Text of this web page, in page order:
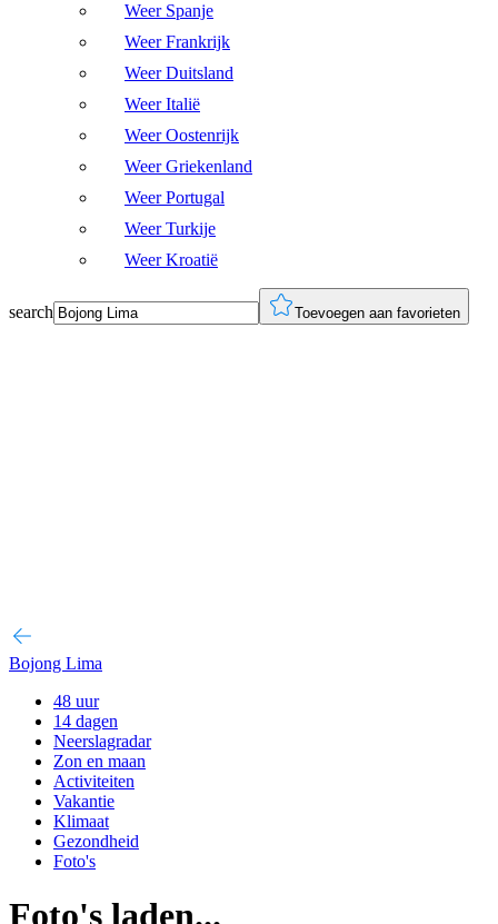
Weer Spanje
Weer Frankrijk
Weer Duitsland
Weer Italië
Weer Oostenrijk
Weer Griekenland
Weer Portugal
Weer Turkije
Weer Kroatië
search Toevoegen aan favorieten
Bojong Lima
48 uur
14 dagen
Neerslagradar
Zon en maan
Activiteiten
Vakantie
Klimaat
Gezondheid
Foto's
Foto's laden...